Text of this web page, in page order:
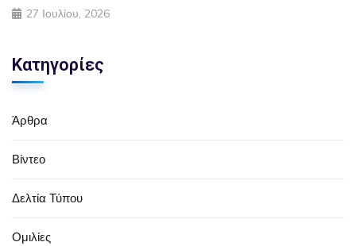
27 Ιουλίου, 2026
Κατηγορίες
Άρθρα
Βίντεο
Δελτία Τύπου
Ομιλίες